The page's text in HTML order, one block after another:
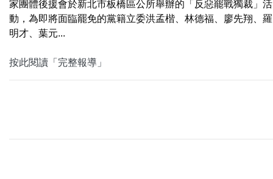
家團體後援會於新北市板橋區公所舉辦的「反惡罷戰獨裁」活
動，為即將面臨罷免的黨籍立委洪孟楷、林德福、廖先翔、羅
明才、葉元...
按此閱讀「完整報導」